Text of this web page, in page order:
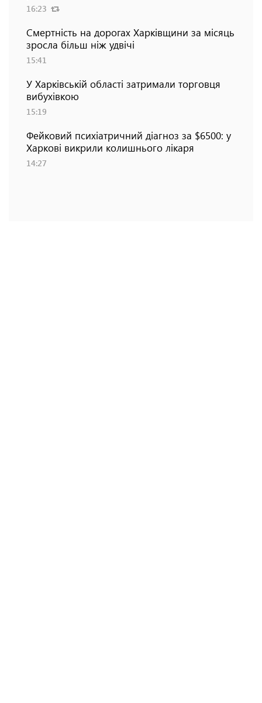
16:23
Смертність на дорогах Харківщини за місяць
зросла більш ніж удвічі
15:41
У Харківській області затримали торговця
вибухівкою
15:19
Фейковий психіатричний діагноз за $6500: у
Харкові викрили колишнього лікаря
14:27